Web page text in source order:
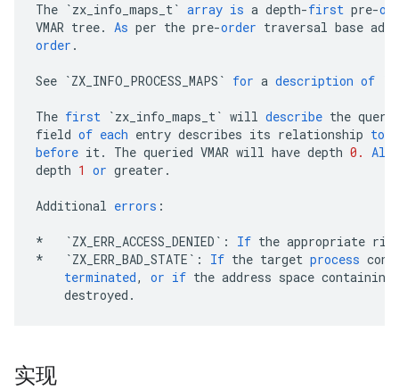
The `zx_info_maps_t` array is a depth-first pre-
VMAR tree. As per the pre-order traversal base
order .
See `ZX_INFO_PROCESS_MAPS` for a description of
The first `zx_info_maps_t` will describe the
field of each entry describes its relationship to
before it. The queried VMAR will have depth 0. All
depth 1 or greater .
Additional errors :
* `ZX_ERR_ACCESS_DENIED` : If the appropriate
*
`ZX_ERR_BAD_STATE` : If the target process
terminated, or if the address space containing
destroyed .
实现